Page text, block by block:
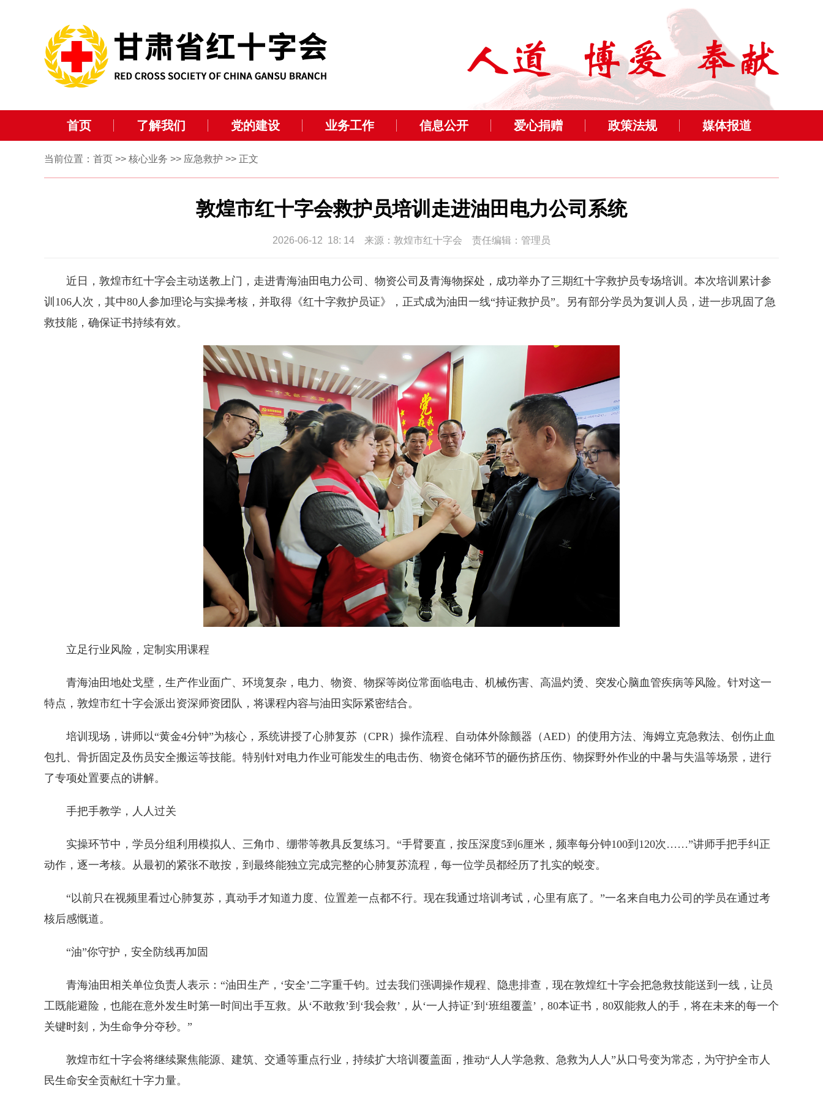
首页 了解我们 党的建设 业务工作 信息公开 爱心捐赠 政策法规 媒体报道
当前位置： 首页 >> 核心业务 >> 应急救护 >> 正文
敦煌市红十字会救护员培训走进油田电力公司系统
2026-06-12 18: 14 来源：敦煌市红十字会 责任编辑：管理员
近日，敦煌市红十字会主动送教上门，走进青海油田电力公司、物资公司及青海物探处，成功举办了三期红十字救护员专场培训。本次培训累计参
训106人次，其中80人参加理论与实操考核，并取得《红十字救护员证》，正式成为油田一线“持证救护员”。另有部分学员为复训人员，进一步巩固了急
救技能，确保证书持续有效。
立足行业风险，定制实用课程
青海油田地处戈壁，生产作业面广、环境复杂，电力、物资、物探等岗位常面临电击、机械伤害、高温灼烫、突发心脑血管疾病等风险。针对这一
特点，敦煌市红十字会派出资深师资团队，将课程内容与油田实际紧密结合。
培训现场，讲师以“黄金4分钟”为核心，系统讲授了心肺复苏（CPR）操作流程、自动体外除颤器（AED）的使用方法、海姆立克急救法、创伤止血
包扎、骨折固定及伤员安全搬运等技能。特别针对电力作业可能发生的电击伤、物资仓储环节的砸伤挤压伤、物探野外作业的中暑与失温等场景，进行
了专项处置要点的讲解。
手把手教学，人人过关
实操环节中，学员分组利用模拟人、三角巾、绷带等教具反复练习。“手臂要直，按压深度5到6厘米，频率每分钟100到120次……”讲师手把手纠正
动作，逐一考核。从最初的紧张不敢按，到最终能独立完成完整的心肺复苏流程，每一位学员都经历了扎实的蜕变。
“以前只在视频里看过心肺复苏，真动手才知道力度、位置差一点都不行。现在我通过培训考试，心里有底了。”一名来自电力公司的学员在通过考
核后感慨道。
“油”你守护，安全防线再加固
青海油田相关单位负责人表示：“油田生产，‘安全’二字重千钧。过去我们强调操作规程、隐患排查，现在敦煌红十字会把急救技能送到一线，让员
工既能避险，也能在意外发生时第一时间出手互救。从‘不敢救’到‘我会救’，从‘一人持证’到‘班组覆盖’，80本证书，80双能救人的手，将在未来的每一个
关键时刻，为生命争分夺秒。”
敦煌市红十字会将继续聚焦能源、建筑、交通等重点行业，持续扩大培训覆盖面，推动“人人学急救、急救为人人”从口号变为常态，为守护全市人
民生命安全贡献红十字力量。